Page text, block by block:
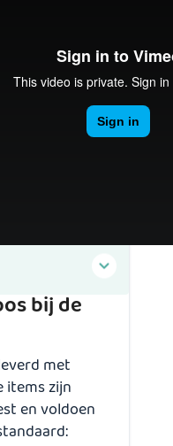
bij de
met
items zijn
en voldoen